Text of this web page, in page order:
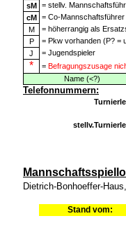
sM
= stellv.
cM
= Co-Mannschaftsführer
M
= höherrangig als
P
= Pkw vorhanden (P? =
J
= Jugendspieler
* = Befragungszusage
Name (<?)
Telefonnummern:
Dietrich-Bonhoeffer-
Stand vom: